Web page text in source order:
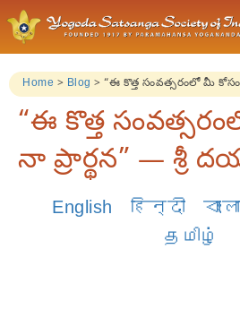
Home > Blog > “ఈ కొత్త సంవత్సరంలో మీ
“ఈ కొత్త
నా ప్రార్థన” —
English हिन्दी বাংলা
தமிழ்